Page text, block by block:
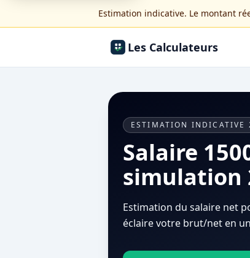
Estimation indicative. Le montant
Les Calculateurs
ESTIMATION INDICATIVE
Salaire
simulation
Estimation du salaire net
éclaire votre brut/net en